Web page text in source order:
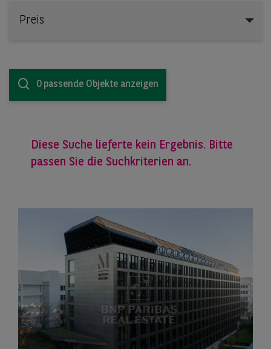
Preis
0 passende Objekte anzeigen
Diese Suche lieferte kein Ergebnis. Bitte
passen Sie die Suchkriterien an.